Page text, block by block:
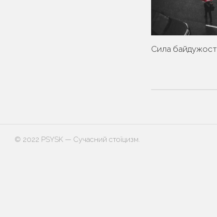
Сила
© 2022 PSYSK — Сучасний стоїцизм.